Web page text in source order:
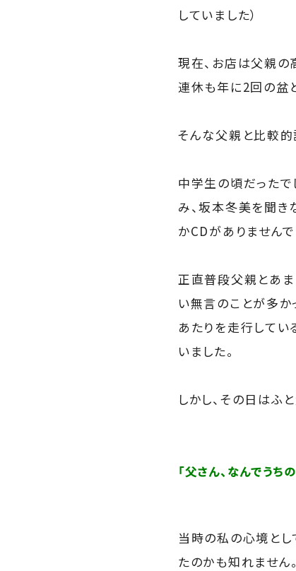
していました）
現在、お店は父親の
連休も年に2回の盆
そんな父親と比較的
中学生の頃だったで
み、坂本冬美を聞き
かCDがありませんで
正直普段父親とあま
い無言のことが多か
あたりを走行してい
いました。
しかし、その日はふ
「父さん、なんでうち
当時の私の心境と
たのかも知れません